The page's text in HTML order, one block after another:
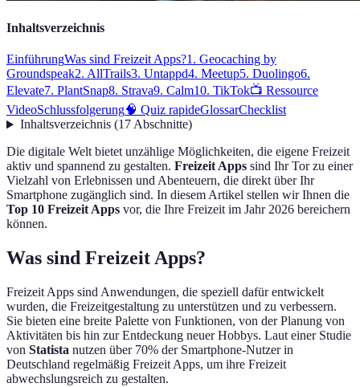
Inhaltsverzeichnis
EinführungWas sind Freizeit Apps?1. Geocaching by
Groundspeak2. AllTrails3. Untappd4. Meetup5. Duolingo6.
Elevate7. PlantSnap8. Strava9. Calm10. TikTok📺 Ressource
VideoSchlussfolgerung🧠 Quiz rapideGlossarChecklist
Inhaltsverzeichnis(17Abschnitte)
Die digitale Welt bietet unzählige Möglichkeiten, die eigene Freizeit
aktiv und spannend zu gestalten. Freizeit Apps sind Ihr Tor zu einer
Vielzahl von Erlebnissen und Abenteuern, die direkt über Ihr
Smartphone zugänglich sind. In diesem Artikel stellen wir Ihnen die
Top 10 Freizeit Apps vor, die Ihre Freizeit im Jahr 2026 bereichern
können.
Was sind Freizeit Apps?
Freizeit Apps sind Anwendungen, die speziell dafür entwickelt
wurden, die Freizeitgestaltung zu unterstützen und zu verbessern.
Sie bieten eine breite Palette von Funktionen, von der Planung von
Aktivitäten bis hin zur Entdeckung neuer Hobbys. Laut einer Studie
von Statista nutzen über 70% der Smartphone-Nutzer in
Deutschland regelmäßig Freizeit Apps, um ihre Freizeit
abwechslungsreich zu gestalten.